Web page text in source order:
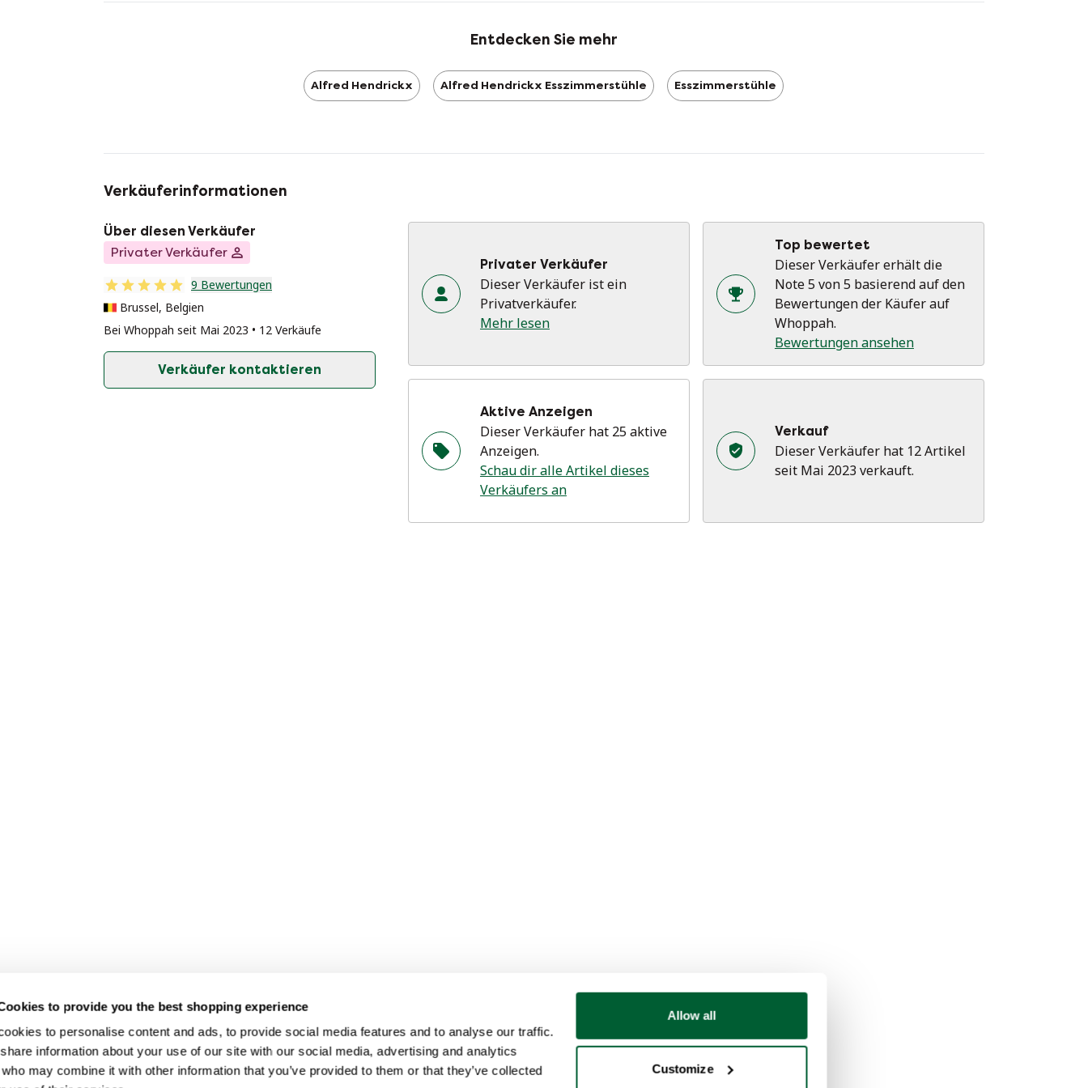
to provide you the best shopping experience
to personalise content and ads, to provide social media features and to analyse our traffic.
information about your use of our site with our social media, advertising and analytics
may combine it with other information that you’ve provided to them or that they’ve collected
Allow all
Customize
vollständig und professionell restauriert
Entdecken Sie mehr
Alfred Hendrickx Alfred Hendrickx Esszimmerstühle Esszimmerstühle
Verkäuferinformationen
Über diesen Verkäufer
Privater Verkäufer
9 Bewertungen
Brussel, Belgien
Bei Whoppah seit Mai 2023 • 12 Verkäufe
Verkäufer kontaktieren
Privater Verkäufer
Dieser Verkäufer ist ein
Privatverkäufer.
Mehr lesen
Top bewertet
Dieser Verkäufer erhält die
Note 5 von 5 basierend auf den
Bewertungen der Käufer auf
Whoppah.
Bewertungen ansehen
Aktive Anzeigen
Dieser Verkäufer hat 25 aktive
Anzeigen.
Schau dir alle Artikel dieses
Verkäufers an
Verkauf
Dieser Verkäufer hat 12 Artikel
seit Mai 2023 verkauft.